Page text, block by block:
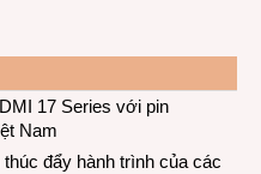
17 Series với pin
Nam
đẩy hành trình của các